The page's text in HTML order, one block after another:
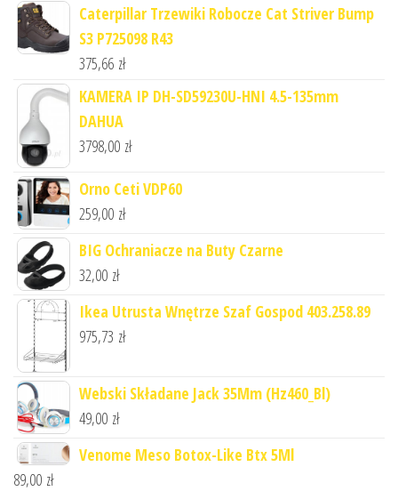
Caterpillar Trzewiki Robocze Cat Striver Bump
S3 P725098 R43
375,66 zł
KAMERA IP DH-SD59230U-HNI 4.5-135mm
DAHUA
3798,00 zł
Orno Ceti VDP60
259,00 zł
BIG Ochraniacze na Buty Czarne
32,00 zł
Ikea Utrusta Wnętrze Szaf Gospod 403.258.89
975,73 zł
Webski Składane Jack 35Mm (Hz460_Bl)
49,00 zł
Venome Meso Botox-Like Btx 5Ml
89,00 zł